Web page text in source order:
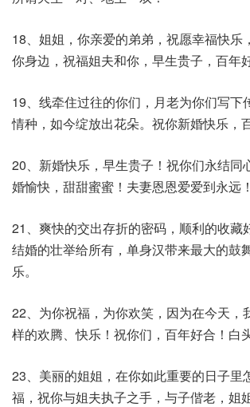
18、姐姐，你亲爱的弟弟，祝愿幸福快乐
你身边，祝福姐夫和你，早生贵子，百年好
19、线牵住过往的你们，月老为你们写下
情种，如今绽放出花朵。祝你新婚快乐，
20、新婚快乐，早生贵子！祝你们永结同
婚愉快，甜甜蜜蜜！夫妻恩恩爱爱到永远！
21、爽快的交出存折的密码，顺利的收藏
结婚的壮举给所有，单身汉带来最大的鼓
乐。
22、为你祝福，为你欢笑，因为在今天，
样的欢腾、快乐！祝你们，百年好合！白
23、美丽的姐姐，在你如此重要的日子里
福，祝你与姐夫执子之手，与子偕老，姐